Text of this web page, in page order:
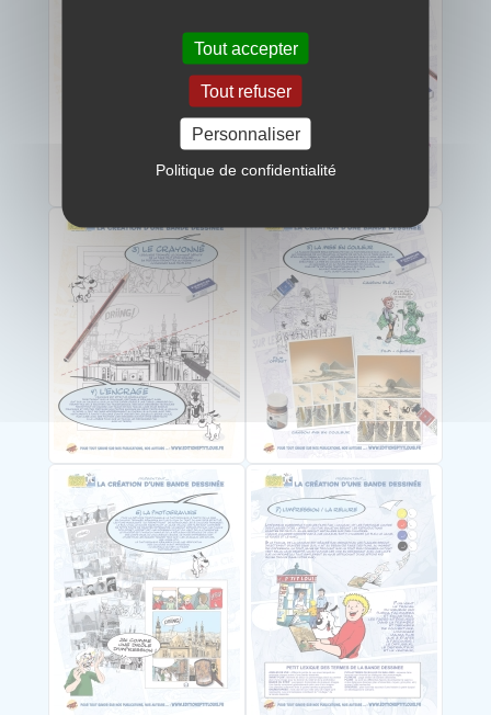
Tout accepter
Tout refuser
Personnaliser
Politique de confidentialité